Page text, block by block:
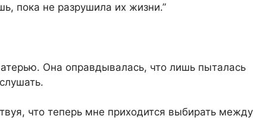
пока не разрушила их жизни.”
Она оправдывалась, что лишь пыталась
что теперь мне приходится выбирать между